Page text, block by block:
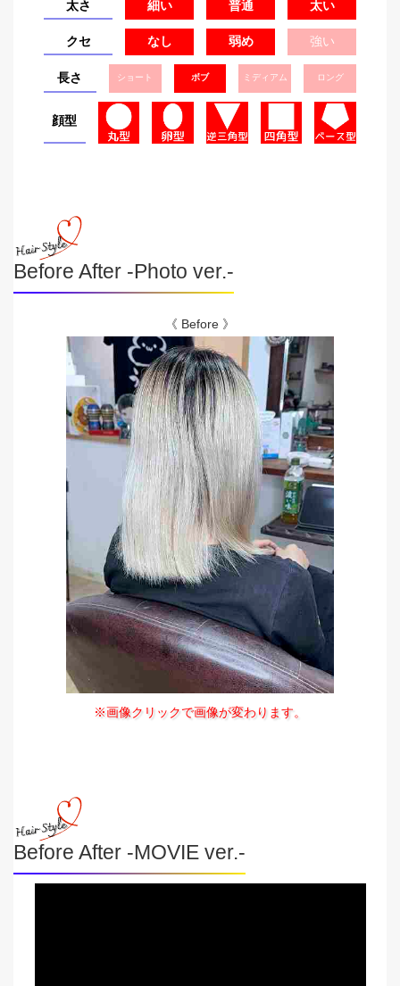
太さ 細い 普通 太い
クセ なし 弱め 強い
長さ ショート ボブ ミディアム ロング
顔型
Before After -Photo ver.-
《 Before 》
※画像クリックで画像が変わります。
Before After -MOVIE ver.-